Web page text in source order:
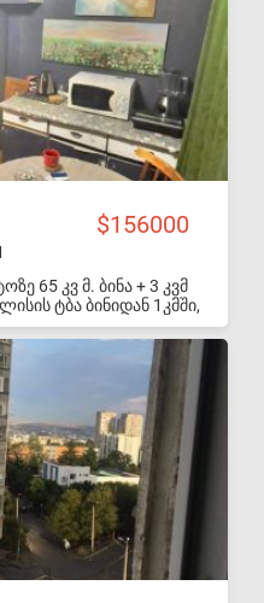
იძლევა.
156000
65 კვ მ. ბინა + 3 კვმ
ტბა ბინიდან 1კმში,
მდებარეობს. იმავე
დიდი სავაჭრო
გამწვანება,
პარკითა და
S-VIP